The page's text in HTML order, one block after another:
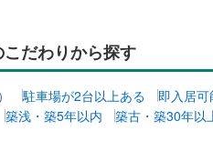
だわりから探す
駐車場が2台以上ある 即入居可
築浅・築5年以内 築古・築30年以